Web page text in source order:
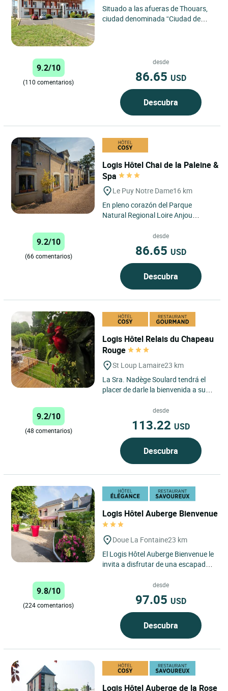
Situado a las afueras de Thouars,
ciudad denominada “Ciudad de
9.2/10
(110 comentarios)
desde
86.65 USD
Descubra
Logis Hôtel Chai de la Paleine &
Spa
Le Puy Notre Dame16 km
En pleno corazón del Parque
Natural Regional Loire Anjou
Saumur, “Le Chai de...
9.2/10
(66 comentarios)
desde
86.65 USD
Descubra
Logis Hôtel Relais du Chapeau
Rouge
St Loup Lamaire23 km
La Sra. Nadège Soulard tendrá el
placer de darle la bienvenida a su
Chapeau Rouge, situado...
9.2/10
(48 comentarios)
desde
113.22 USD
Descubra
Logis Hôtel Auberge Bienvenue
Doue La Fontaine23 km
El Logis Hôtel Auberge Bienvenue le
invita a disfrutar de una escapada
9.8/10
(224 comentarios)
desde
97.05 USD
Descubra
Logis Hôtel Auberge de la Rose